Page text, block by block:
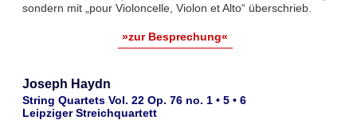
sondern mit „pour Violoncelle, Violon et Alto“ überschrieb.
»zur Besprechung«
Joseph Haydn
String Quartets Vol. 22 Op. 76 no. 1 • 5 • 6
Leipziger Streichquartett